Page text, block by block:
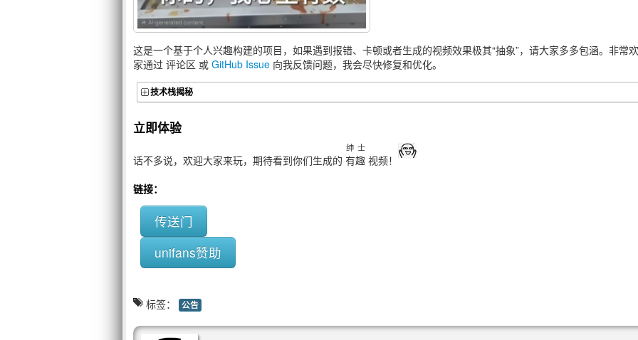
这是一个基于个人兴趣构建的项目，如果遇到报错、卡顿或者生成的视频效果极其“抽象”，请大家多多包涵。非常
家通过 评论区 或 GitHub Issue 向我反馈问题，我会尽快修复和优化。
技术栈揭秘
立即体验
话不多说，欢迎大家来玩，期待看到你们生成的 有趣
绅 士
视频！
链接：
传送门
unifans赞助
标签： 公告
有没有前传
王兰呱2号
athlon18
给我整乐了
引起了我的好奇，偏偏想看看到底能生成什么样的视频